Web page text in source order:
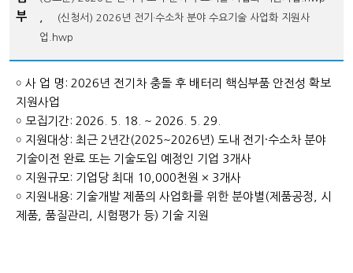
부
(신청서) 2026년 전기·수소차 분야 수요기술 사업화 지원사
업.hwp
￮ 사 업 명: 2026년 전기차 충돌 후 배터리 핵심부품 안전성 확보
지원사업
￮ 모집기간: 2026. 5. 18. ~ 2026. 5. 29.
￮ 지원대상: 최근 2년간(2025~2026년) 도내 전기·수소차 분야
기술이전 완료 또는 기술도입 예정인 기업 3개사
￮ 지원규모: 기업당 최대 10,000천원 × 3개사
￮ 지원내용: 기술개발 제품의 사업화를 위한 분야별(제품공정, 시
제품, 품질관리, 시험평가 등) 기술 지원